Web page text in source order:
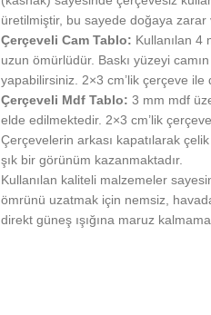
üretilmiştir, bu sayede doğaya zarar
Çerçeveli Cam Tablo: Kullanılan 4
uzun ömürlüdür. Baskı yüzeyi
yapabilirsiniz. 2×3 cm’lik çerçeve
Çerçeveli Mdf Tablo: 3 mm mdf
elde edilmektedir. 2×3 cm’lik
Çerçevelerin arkası kapatılarak
şık bir görünüm kazanmaktadır.
Kullanılan kaliteli malzemeler
ömrünü uzatmak için nemsiz,
direkt güneş ışığına maruz